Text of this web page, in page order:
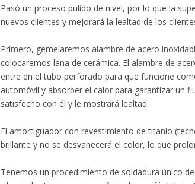
Pasó un proceso pulido de nivel, por lo que la
nuevos clientes y mejorará la lealtad de los
Primero, gemelaremos alambre de acero
colocaremos lana de cerámica. El alambre de
entre en el tubo perforado para que funcione
automóvil y absorber el calor para garantizar un
satisfecho con él y le mostrará lealtad.
El amortiguador con revestimiento de titanio
brillante y no se desvanecerá el color, lo que
Tenemos un procedimiento de soldadura único